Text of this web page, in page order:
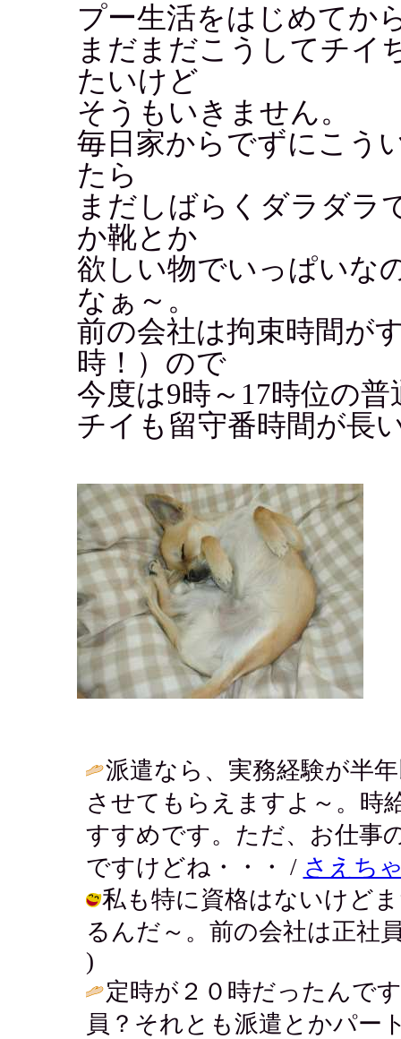
プー生活をはじめてか
まだまだこうしてチイ
たいけど
そうもいきません。
毎日家からでずにこう
たら
まだしばらくダラダラ
か靴とか
欲しい物でいっぱいな
なぁ～。
前の会社は拘束時間が
時！）ので
今度は9時～17時位の
チイも留守番時間が長
派遣なら、実務経験が半
させてもらえますよ～。時
すすめです。ただ、お仕事
ですけどね・・・ / さえち
私も特に資格はないけど
るんだ～。前の会社は正社
)
定時が２０時だったんで
員？それとも派遣とかパー